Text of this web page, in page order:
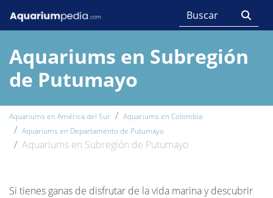
Aquariums en Subregión
de Putumayo
Aquariums en América del Sur
Aquariums en Colombia
Aquariums en Departamento de Putumayo
Aquariums en Subregión de Putumayo
Si tienes ganas de disfrutar de la vida marina y descubrir